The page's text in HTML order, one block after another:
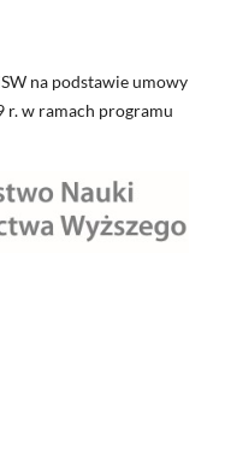
na podstawie umowy
r. w ramach programu